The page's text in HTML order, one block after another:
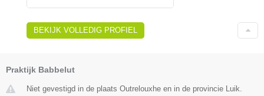
BEKIJK VOLLEDIG PROFIEL
Praktijk Babbelut
Niet gevestigd in de plaats Outrelouxhe en in de provincie Luik.